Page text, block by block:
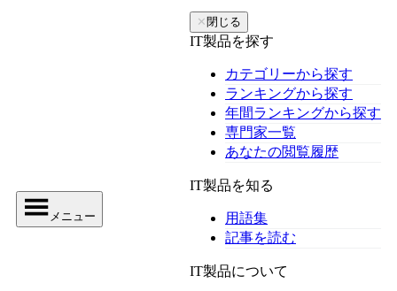
メニュー
✕ 閉じる
IT製品を探す
カテゴリーから探す
ランキングから探す
年間ランキングから探す
専門家一覧
あなたの閲覧履歴
IT製品を知る
用語集
記事を読む
IT製品について